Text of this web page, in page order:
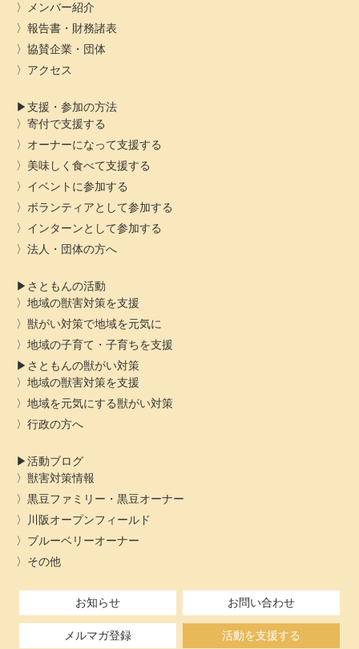
メンバー紹介
報告書・財務諸表
協賛企業・団体
アクセス
支援・参加の方法
寄付で支援する
オーナーになって支援する
美味しく食べて支援する
イベントに参加する
ボランティアとして参加する
インターンとして参加する
法人・団体の方へ
さともんの活動
地域の獣害対策を支援
獣がい対策で地域を元気に
地域の子育て・子育ちを支援
さともんの獣がい対策
地域の獣害対策を支援
地域を元気にする獣がい対策
行政の方へ
活動ブログ
獣害対策情報
黒豆ファミリー・黒豆オーナー
川阪オープンフィールド
ブルーベリーオーナー
その他
お知らせ お問い合わせ
メルマガ登録 活動を支援する